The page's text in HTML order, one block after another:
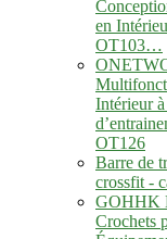
en
OT103…
Intérieur
OT126
Barre de
crossfit -
GOHHK
Crochets